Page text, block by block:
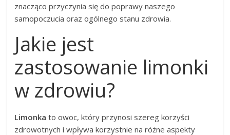
znacząco przyczynia się do poprawy naszego
samopoczucia oraz ogólnego stanu zdrowia.
Jakie jest
zastosowanie limonki
w zdrowiu?
Limonka to owoc, który przynosi szereg korzyści
zdrowotnych i wpływa korzystnie na różne aspekty